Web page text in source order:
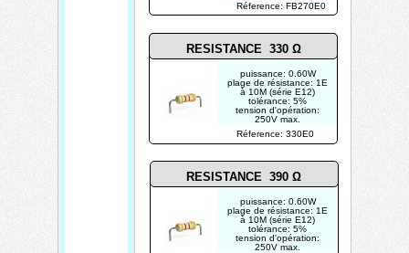
Réference: FB270E0
RESISTANCE 330 Ω
RESISTANCE 390 Ω
puissance: 0.60W
plage de résistance: 1E
à 10M (série E12)
tolérance: 5%
tension d'opération:
250V max.
photo non contractuelle
puissance: 0.60W
plage de résistance: 1E
à 10M (série E12)
tolérance: 5%
tension d'opération:
250V max.
Réference: 330E0